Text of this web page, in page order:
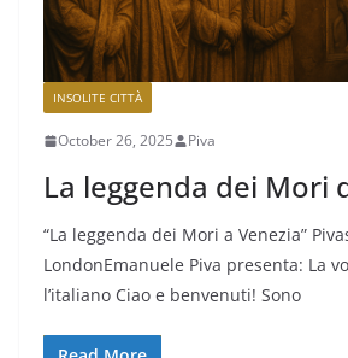
INSOLITE CITTÀ
October 26, 2025 Piva
La leggenda dei Mori
“La leggenda dei Mori a Venezia”
LondonEmanuele Piva presenta: La
l’italiano Ciao e benvenuti! Sono